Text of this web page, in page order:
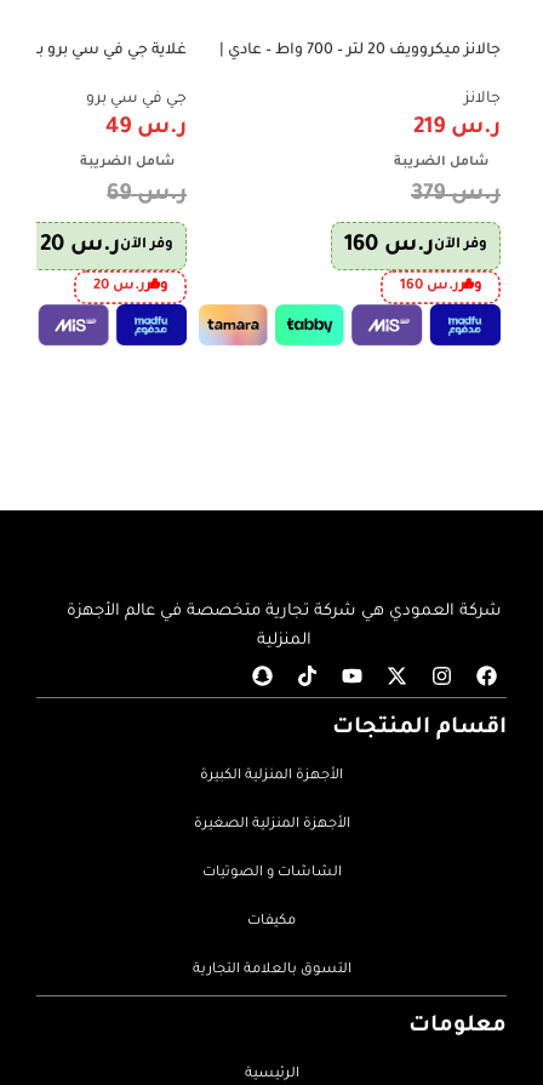
-42%
جالانز ميكروويف 20 لتر – 700 واط – عادي |
جالانز
ر.س
شامل الضريبة
ر.س379
وفر الآنر.س
وفرر.س 160
-29%
GVCKT-3720H
جي في سي برو
ر.س
شامل الضريبة
ر.س69
وفر الآنر.س
وفرر.س 20
شركة العمودي هي شركة تجارية متخصصة في عالم الأجهزة
المنزلية
اقسام المنتجات
الأجهزة المنزلية الكبيرة
الأجهزة المنزلية الصغيرة
الشاشات و الصوتيات
مكيفات
التسوق بالعلامة التجارية
معلومات
الرئيسية